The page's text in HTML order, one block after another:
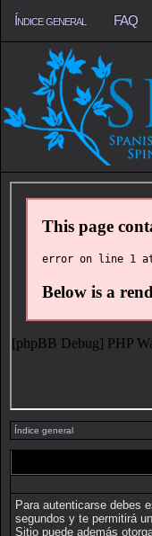
Índice general FAQ
Índice general
Para autenticarse debes
segundos y te permitirá
Sitio puede además